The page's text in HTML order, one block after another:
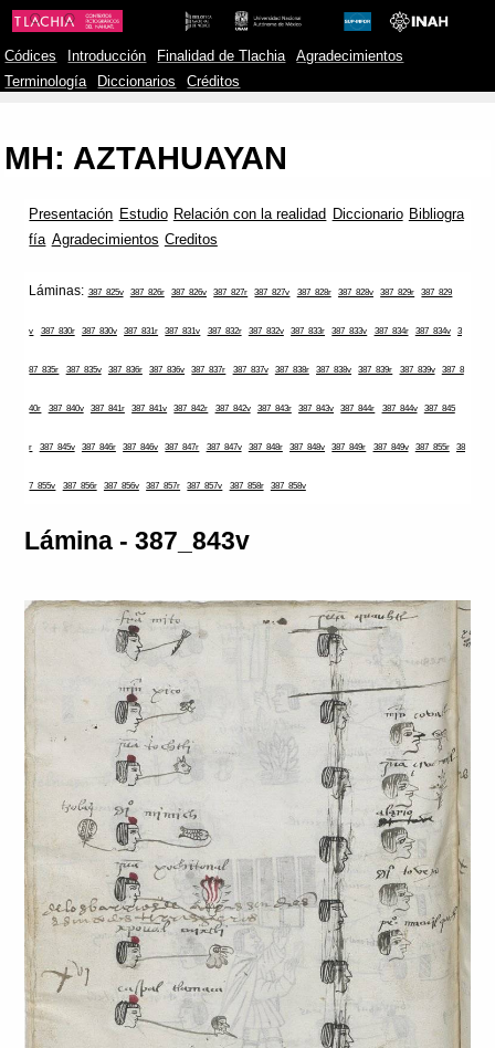
Códices Introducción Finalidad de Tlachia
Agradecimientos
Terminología
Diccionarios Créditos
MH: AZTAHUAYAN
Presentación Estudio Relación con la realidad Diccionario Bibliogra
fía Agradecimientos Creditos
Láminas: 387_825v 387_826r 387_826v 387_827r 387_827v 387_828r 387_828v 387_829r 387_829
v 387_830r 387_830v 387_831r 387_831v 387_832r 387_832v 387_833r 387_833v 387_834r 387_834v 3
87_835r 387_835v 387_836r 387_836v 387_837r 387_837v 387_838r 387_838v 387_839r 387_839v 387_8
40r 387_840v 387_841r 387_841v 387_842r 387_842v 387_843r 387_843v 387_844r 387_844v 387_845
r 387_845v 387_846r 387_846v 387_847r 387_847v 387_848r 387_848v 387_849r 387_849v 387_855r 38
7_855v 387_856r 387_856v 387_857r 387_857v 387_858r 387_858v
Lámina - 387_843v